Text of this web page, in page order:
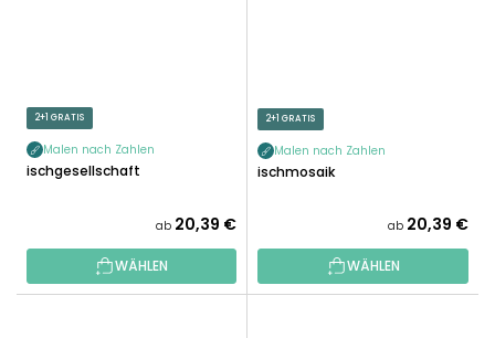
2+1 GRATIS
Malen nach Zahlen
Fischgesellschaft
ab 20,39 €
WÄHLEN
2+1 GRATIS
Malen nach Zahlen
Fischmosaik
ab 20,39 €
WÄHLEN